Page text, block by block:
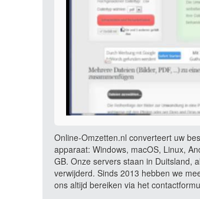
Online-Omzetten.nl converteert uw
apparaat: Windows, macOS, Linux,
GB. Onze servers staan in Duitsland,
verwijderd. Sinds 2013 hebben we
ons altijd bereiken via het